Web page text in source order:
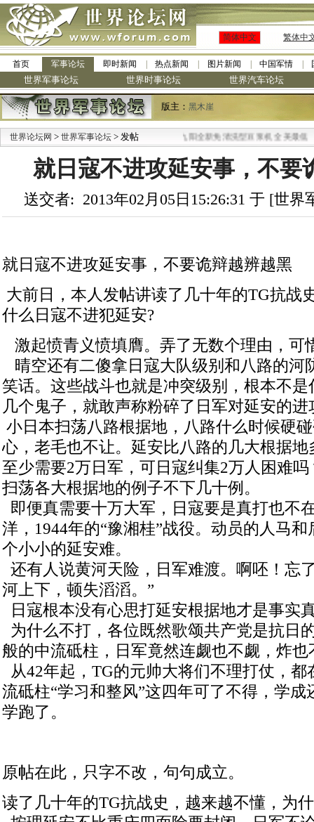
简体中文 繁体中
首页 军事论坛 即时新闻 热点新闻 图片新闻 中国军情
世界军事论坛 世界时事论坛 世界汽车论坛
版主： 黑木崖
世界论坛网 > 世界军事论坛 > 发帖 九阳全新免清洗型豆浆机 全美最低
就日寇不进攻延安事，不要
送交者: 2013年02月05日15:26:31 于 [世
就日寇不进攻延安事，不要诡辩越辨越黑
大前日，本人发帖讲读了几十年的TG抗战
什么日寇不进犯延安?
激起愤青义愤填膺。弄了无数个理由，可
晴空还有二傻拿日寇大队级别和八路的河
笑话。这些战斗也就是冲突级别，根本不
几个鬼子，就敢声称粉碎了日军对延安的进
小日本扫荡八路根据地，八路什么时候硬
心，老毛也不让。延安比八路的几大根据
至少需要2万日军，可日寇纠集2万人困难
扫荡各大根据地的例子不下几十例。
即便真需要十万大军，日寇要是真打也不
洋，1944年的“豫湘桂”战役。动员的人马
个小小的延安难。
还有人说黄河天险，日军难渡。啊呸！忘
河上下，顿失滔滔。”
日寇根本没有心思打延安根据地才是事实
为什么不打，各位既然歌颂共产党是抗日
般的中流砥柱，日军竟然连觑也不觑，炸也
从42年起，TG的元帅大将们不理打仗，
流砥柱“学习和整风”这四年可了不得，学
学跑了。
原帖在此，只字不改，句句成立。
读了几十年的TG抗战史，越来越不懂，为